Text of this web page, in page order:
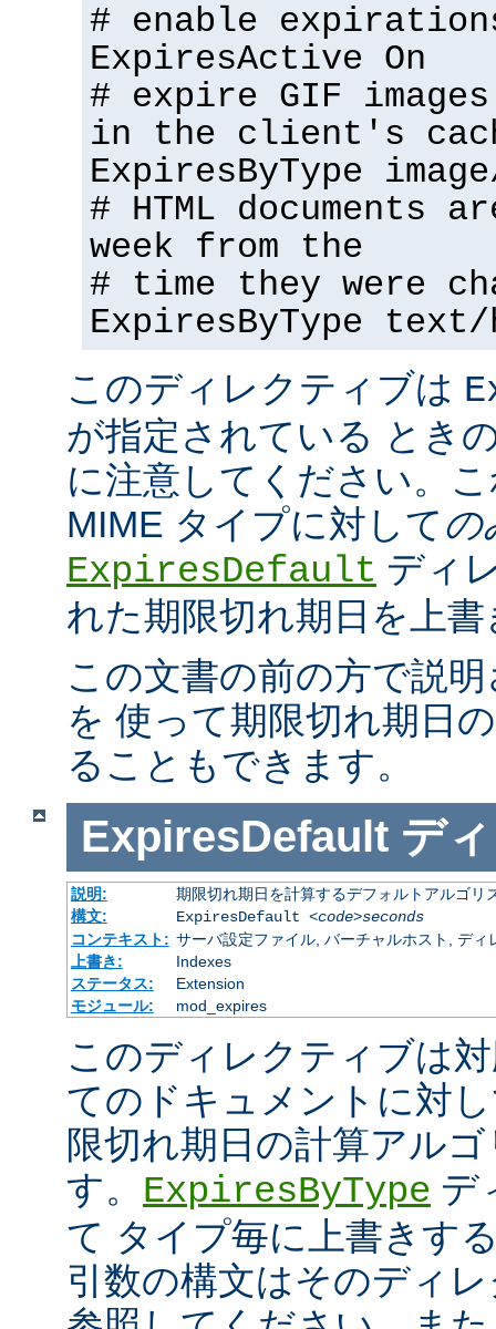
# enable
ExpiresActive On
# expire GIF
in the client's
ExpiresByType
# HTML documents
week from the
# time they were
ExpiresByType text/
このディレクティブは
が指定されている とき
に注意してください。
MIME タイプに対しての
ExpiresDefault ディ
れた期限切れ期日を上
この文書の前の方で説
を 使って期限切れ期日
ることもできます。
ExpiresDefault デ
説明:
期限切れ期日を計算するデフォルトアルゴリ
構文:
ExpiresDefault <code>seconds
コンテキスト: サーバ設定ファイル, バーチャルホスト, ディ
上書き:
Indexes
ステータス:
Extension
モジュール:
mod_expires
このディレクティブは
てのドキュメントに対
限切れ期日の計算アル
す。 ExpiresByType デ
て タイプ毎に上書きす
引数の構文はそのディ